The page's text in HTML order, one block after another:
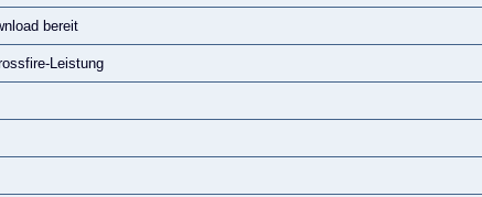
bereit
Leistung